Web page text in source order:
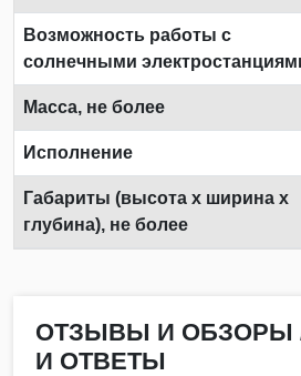
Возможность работы с
солнечными
Масса, не более
Исполнение
Габариты (высота х ширина х
глубина), не более
ОТЗЫВЫ И ОБЗОРЫ
И ОТВЕТЫ